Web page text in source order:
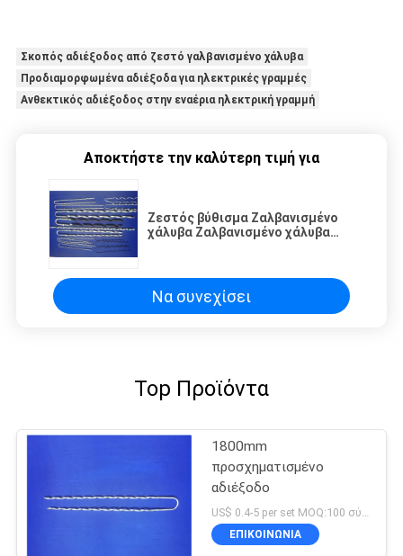
Σκοπός αδιέξοδος από ζεστό γαλβανισμένο χάλυβα
Προδιαμορφωμένα αδιέξοδα για ηλεκτρικές γραμμές
Ανθεκτικός αδιέξοδος στην εναέρια ηλεκτρική γραμμή
Αποκτήστε την καλύτερη τιμή για
Ζεστός βύθισμα Ζαλβανισμένο
χάλυβα Ζαλβανισμένο χάλυβα
εφαρμογές υπερυψωμένων
γραμμών ηλεκτρικής ενέργειας
Να συνεχίσει
Top Προϊόντα
1800mm
προσχηματισμένο
αδιέξοδο
US$ 0.4-5 per set MOQ:100 σύνολα
ΕΠΙΚΟΙΝΩΝΊΑ